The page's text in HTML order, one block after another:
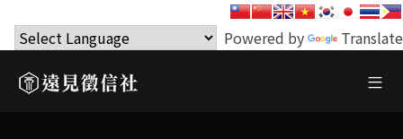
Powered by Translate